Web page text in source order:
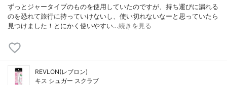
ずっとジャータイプのものを使用していたのですが、持ち運びに漏れる
のを恐れて旅行に持っていけないし、使い切れないなーと思っていたら
見つけました！とにかく使いやすい…続きを見る
REVLON(レブロン)
キス シュガー スクラブ